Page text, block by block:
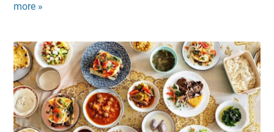
more »
p
M
u
d
a
h